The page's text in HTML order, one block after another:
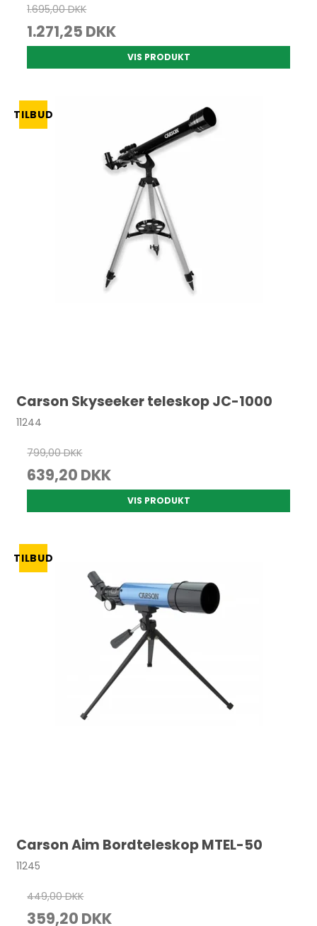
1.695,00 DKK
1.271,25 DKK
VIS PRODUKT
TILBUD
Carson Skyseeker teleskop JC-1000
11244
799,00 DKK
639,20 DKK
VIS PRODUKT
TILBUD
Carson Aim Bordteleskop MTEL-50
11245
449,00 DKK
359,20 DKK